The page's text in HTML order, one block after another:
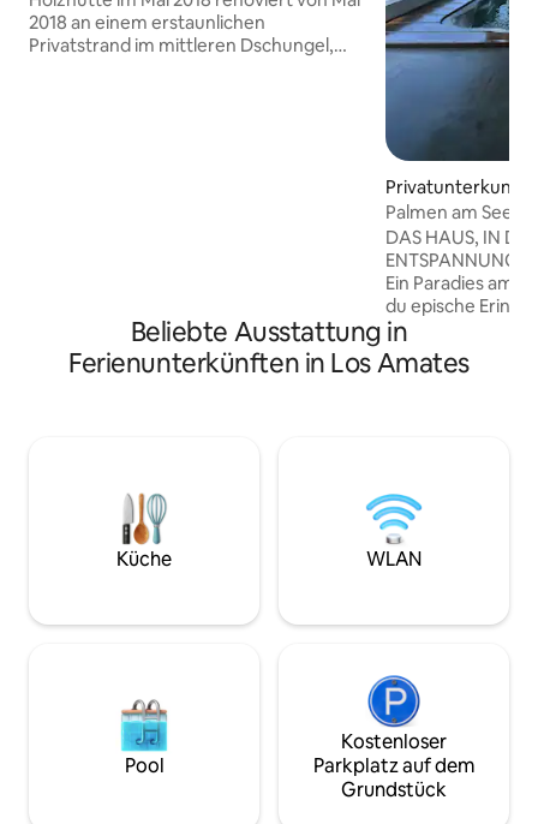
2018 an einem erstaunlichen
Privatstrand im mittleren Dschungel,
Das macht Punta Brava zum idealen Ort
für Wassersport.
Privatunterkunft
Palmen am See
DAS HAUS, IN
ENTSPANNUNG
Ein Paradies am
du epische
Stell dir vor: Private FUSSBALL- und
Entspanne dich
funktionaler
Koexistenz
konzipiert wurde. Buche noch heute
und lebe den
Beliebte Ausstattung in
Ferienunterkünften in Los Amates
Küche WLAN
Pool
Kostenloser
Parkplatz auf dem
Grundstück